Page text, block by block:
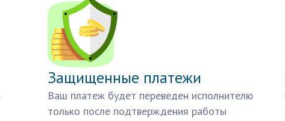
Защищенные платежи
Ваш платеж будет переведен исполнителю
только после подтверждения работы